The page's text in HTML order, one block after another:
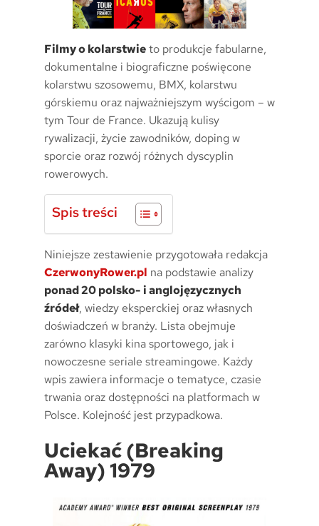
Filmy o kolarstwieto produkcje fabularne,
dokumentalne i biograficzne poświęcone
kolarstwu szosowemu, BMX, kolarstwu
górskiemu oraz najważniejszym wyścigom – w
tym Tour de France. Ukazują kulisy
rywalizacji, życie zawodników, doping w
sporcie oraz rozwój różnych dyscyplin
rowerowych.
Spis treści
Niniejsze zestawienie przygotowała redakcja
CzerwonyRower.pl na podstawie analizy
ponad 20 polsko- i anglojęzycznych
źródeł, wiedzy eksperckiej oraz własnych
doświadczeń w branży. Lista obejmuje
zarówno klasyki kina sportowego, jak i
nowoczesne seriale streamingowe. Każdy
wpis zawiera informacje o tematyce, czasie
trwania oraz dostępności na platformach w
Polsce. Kolejność jest przypadkowa.
Uciekać (Breaking
Away) 1979